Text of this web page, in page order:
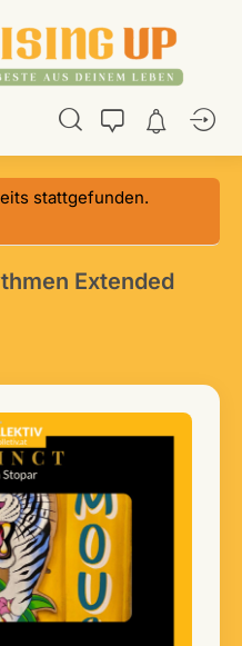
stattgefunden.
Extended